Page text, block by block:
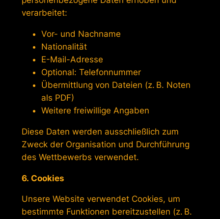
verarbeitet:
Vor- und Nachname
Nationalität
E-Mail-Adresse
Optional: Telefonnummer
Übermittlung von Dateien (z. B. Noten
als PDF)
Weitere freiwillige Angaben
Diese Daten werden ausschließlich zum
Zweck der Organisation und Durchführung
des Wettbewerbs verwendet.
6. Cookies
Unsere Website verwendet Cookies, um
bestimmte Funktionen bereitzustellen (z. B.